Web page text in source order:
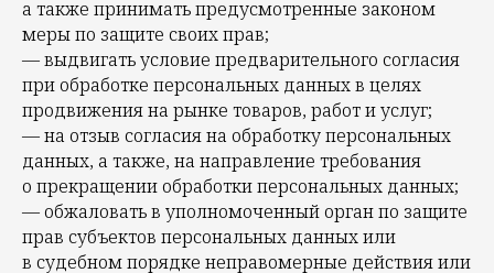
а также принимать предусмотренные законом
меры по защите своих прав;
— выдвигать условие предварительного согласия
при обработке персональных данных в целях
продвижения на рынке товаров, работ и услуг;
— на отзыв согласия на обработку персональных
данных, а также, на направление требования
о прекращении обработки персональных данных;
— обжаловать в уполномоченный орган по защите
прав субъектов персональных данных или
в судебном порядке неправомерные действия или